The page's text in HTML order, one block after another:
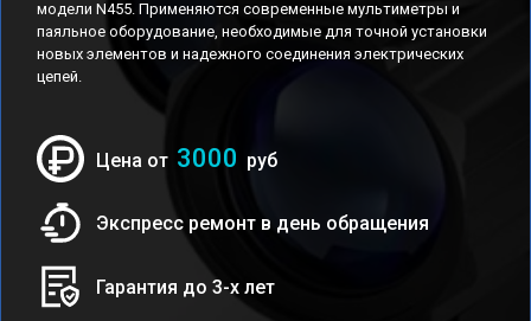
модели N455. Применяются современные мультиметры и
паяльное оборудование, необходимые для точной установки
новых элементов и надежного соединения электрических
цепей.
Цена от 3000 руб
Экспресс ремонт в день обращения
Гарантия до 3-х лет